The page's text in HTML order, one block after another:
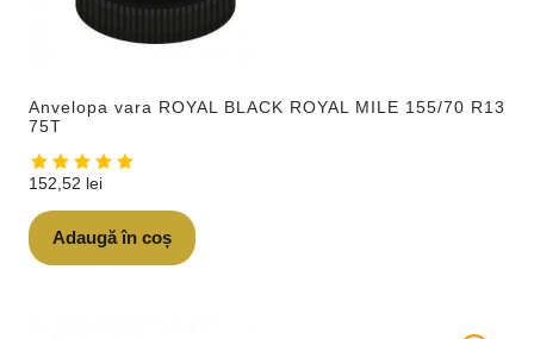
Anvelopa vara ROYAL BLACK ROYAL MILE 155/70 R13
75T
152,52 lei
Adaugă în coș